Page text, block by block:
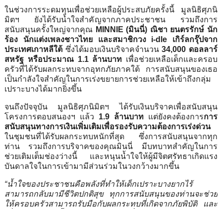
ในช่วงการระดมทุนเพื่อช่วยเหลือผู้ประสบภัยครั้งนี้ มูลนิธิศุภนิ
มิตฯ ยังได้รับน้ำใจสำคัญจากภาคประชาชน รวมถึงการ
สนับสนุนครั้งใหญ่จากคุณ MINNIE (มินนี่) ณิชา ยนตรรักษ์ นัก
ร้อง นักแต่งเพลงชาวไทย
และสมาชิกวง i-dle เกิร์ลกรุ๊ปจาก
ประเทศเกาหลีใต้ซึ่งได้มอบเงินบริจาคจำนวน34,000 ดอลลาร์
สหรัฐ หรือประมาณ 1.1 ล้านบาท เพื่อช่วยเหลือเด็กและครอบ
ครัวที่ได้รับผลกระทบจากอุทกภัยภาคใต้ การสนับสนุนของเธอ
เป็นกำลังใจสำคัญในการเร่งขยายการช่วยเหลือให้เข้าถึงกลุ่ม
เปราะบางได้มากยิ่งขึ้น
จนถึงปัจจุบัน มูลนิธิศุภนิมิตฯ ได้รับเงินบริจาคเพื่อสนับสนุน
โครงการตอบสนองฯ แล้ว 1.9 ล้านบาท แต่ยังคงต้องการการ
สนับสนุนทางการเงินเพิ่มเติมเพื่อรองรับความต้องการเร่งด่วน
ในชุมชนที่ได้รับผลกระทบหนักที่สุด ซึ่งการสนับสนุนจากทุก
ท่าน รวมถึงการบริจาคของคุณมินนี่ มีบทบาทสำคัญในการ
ช่วยเติมเต็มช่องว่างนี้ และหนุนน้ำใจให้ผู้มีจิตศรัทธาเกิดแรง
บันดาลใจในการเข้ามามีส่วนร่วมในวงกว้างมากขึ้น
“น้ำใจของประชาชนคือพลังที่ทำให้เด็กเปราะบางยากไร้
สามารถกลับมามีชีวิตปกติสุข ทุกการสนับสนุนของท่านจะช่วย
ให้ครอบครัวสามารถรับมือกับผลกระทบที่เกิดจากภัยพิบัติ และ